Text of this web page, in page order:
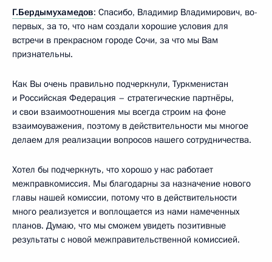
Г.Бердымухамедов: Спасибо, Владимир Владимирович, во-
первых, за то, что нам создали хорошие условия для
встречи в прекрасном городе Сочи, за что мы Вам
признательны.
Как Вы очень правильно подчеркнули, Туркменистан
и Российская Федерация – стратегические партнёры,
и свои взаимоотношения мы всегда строим на фоне
взаимоуважения, поэтому в действительности мы многое
делаем для реализации вопросов нашего сотрудничества.
Хотел бы подчеркнуть, что хорошо у нас работает
межправкомиссия. Мы благодарны за назначение нового
главы нашей комиссии, потому что в действительности
много реализуется и воплощается из нами намеченных
планов. Думаю, что мы сможем увидеть позитивные
результаты с новой межправительственной комиссией.